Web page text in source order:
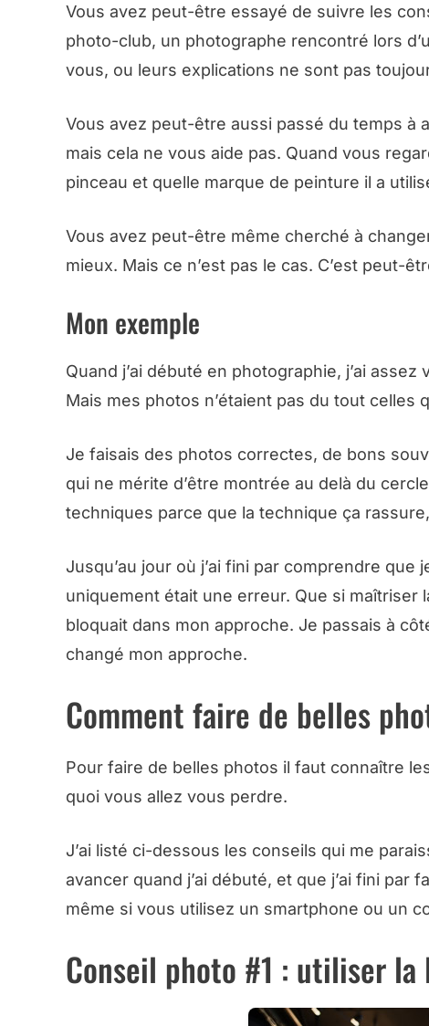
Vous avez peut-être essayé de suivre les
photo-club, un photographe rencontré lors
vous, ou leurs explications ne sont pas
Vous avez peut-être aussi passé du temps à
mais cela ne vous aide pas. Quand vous
pinceau et quelle marque de peinture il a
Vous avez peut-être même cherché à
mieux. Mais ce n’est pas le cas. C’est peut-
Mon exemple
Quand j’ai débuté en photographie, j’ai
Mais mes photos n’étaient pas du tout celles
Je faisais des photos correctes, de bons
qui ne mérite d’être montrée au delà du
techniques parce que la technique ça
Jusqu’au jour où j’ai fini par comprendre
uniquement était une erreur. Que si maîtriser
bloquait dans mon approche. Je passais à
changé mon approche.
Comment faire de belles
Pour faire de belles photos il faut connaître
quoi vous allez vous perdre.
J’ai listé ci-dessous les conseils qui me
avancer quand j’ai débuté, et que j’ai fini par
même si vous utilisez un smartphone ou un
Conseil photo #1 : utiliser